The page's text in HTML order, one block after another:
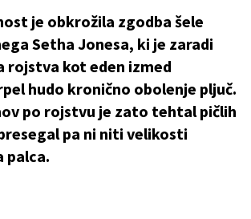
je obkrožila zgodba šele
Setha Jonesa, ki je zaradi
rojstva kot eden izmed
hudo kronično obolenje pljuč.
po rojstvu je zato tehtal pičlih
pa ni niti velikosti
palca.